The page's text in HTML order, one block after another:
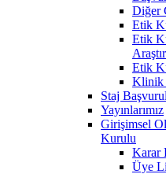
Diğer
Etik
Etik
Etik
Klinik
Staj
Yayınlarımız
Girişimsel
Kurulu
Karar
Üye